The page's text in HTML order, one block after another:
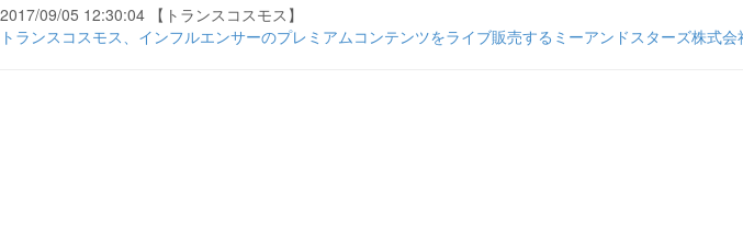
2017/09/05 12:30:04 【トランスコスモス】
トランスコスモス、インフルエンサーのプレミアムコンテンツをライブ販売するミーアンドスターズ株式